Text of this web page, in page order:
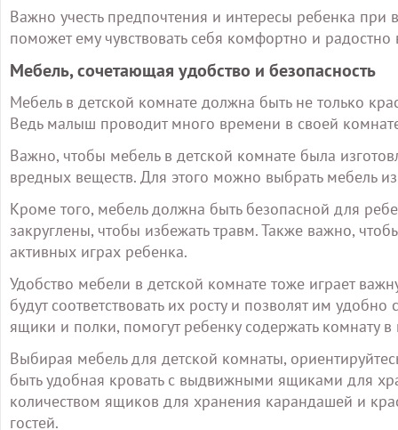
Важно учесть предпочтения и интересы ребенка
поможет ему чувствовать себя комфортно и радостно
Мебель, сочетающая удобство и безопасность
Мебель в детской комнате должна быть не только
Ведь малыш проводит много времени в своей
Важно, чтобы мебель в детской комнате была
вредных веществ. Для этого можно выбрать мебель
Кроме того, мебель должна быть безопасной для
закруглены, чтобы избежать травм. Также важно,
активных играх ребенка.
Удобство мебели в детской комнате тоже играет
будут соответствовать их росту и позволят им
ящики и полки, помогут ребенку содержать комнату в
Выбирая мебель для детской комнаты,
быть удобная кровать с выдвижными ящиками для
количеством ящиков для хранения карандашей и
гостей.